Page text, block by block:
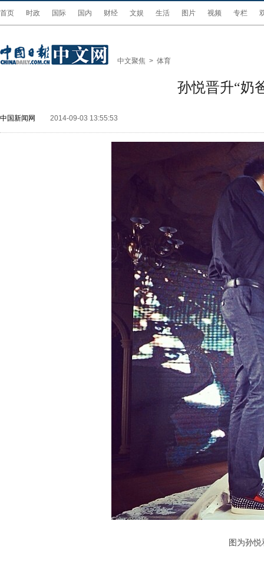
首页 时政 国际 国内 财经 文娱 生活 图片 视频 专栏
中文聚焦 > 体育
孙悦晋升“奶
中国新闻网 2014-09-03 13:55:53
图为孙悦和